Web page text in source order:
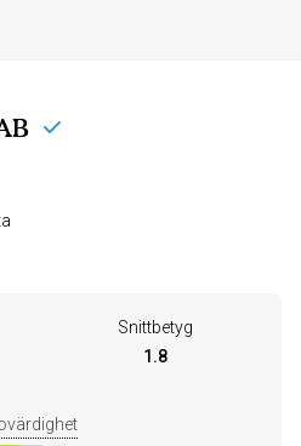
Snittbetyg
1.8